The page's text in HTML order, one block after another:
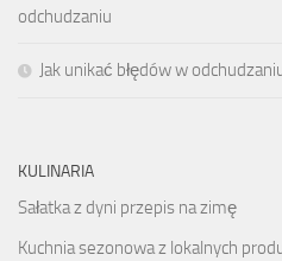
odchudzaniu
Jak unikać błędów w
KULINARIA
Sałatka z dyni przepis na zimę
Kuchnia sezonowa z lokalnych